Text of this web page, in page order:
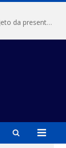
DISPENSA DE LICITAÇÃO Nº 03/2026 (O objeto da presente dispensa é a escolha da proposta mais vantajosa para a aquisição, de aparelhos de ar condicionado, tipo Split, com material de instalação e fogão industrial, conforme condições, quantidades e exigências estabelecidas no termo de referencia e neste aviso de contratação direta e seus anexos)